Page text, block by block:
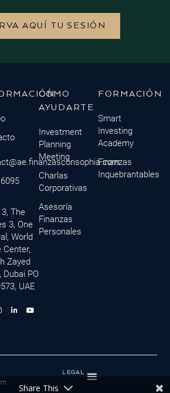
AQUÍ TU SESIÓN
The
3, One
World
Center,
Zayed
Dubai PO
UAE
L
i
n
Y
o
CÓMO
AYUDARTE
Investment
Planning
Meeting
Charlas
Corporativas
Asesoría
Finanzas
Personales
FORMACIÓN
Smart
Investing
Academy
Finanzas
Inquebrantables
LEGAL
Share This